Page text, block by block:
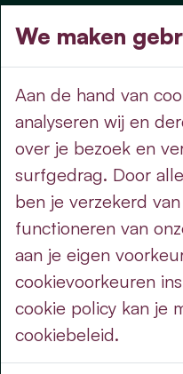
doe mee
word sympathisant
over cd&v - lijst
standpunten
wettelijk
privacy voorwaarden
cookie policy
cookie-instellingen
We maken
Aan de hand van
analyseren wij en
over je bezoek en
surfgedrag. Door
ben je verzekerd
functioneren van
aan je eigen
cookievoorkeuren
cookie policy kan je
cookiebeleid.